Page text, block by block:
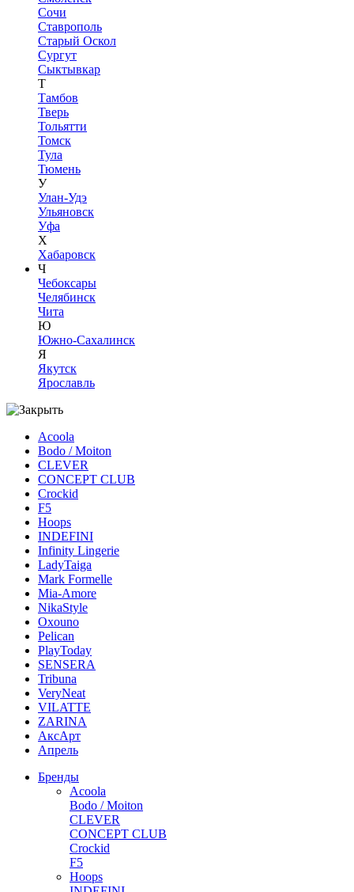
Сочи
Ставрополь
Старый Оскол
Сургут
Сыктывкар
Т
Тамбов
Тверь
Тольятти
Томск
Тула
Тюмень
У
Улан-Удэ
Ульяновск
Уфа
Х
Хабаровск
Ч
Чебоксары
Челябинск
Чита
Ю
Южно-Сахалинск
Я
Якутск
Ярославль
Acoola
Bodo / Moiton
CLEVER
CONCEPT CLUB
Crockid
F5
Hoops
INDEFINI
Infinity Lingerie
LadyTaiga
Mark Formelle
Mia-Amore
NikaStyle
Oxouno
Pelican
PlayToday
SENSERA
Tribuna
VeryNeat
VILATTE
ZARINA
АксАрт
Апрель
Бренды
Acoola
Bodo / Moiton
CLEVER
CONCEPT CLUB
Crockid
F5
Hoops